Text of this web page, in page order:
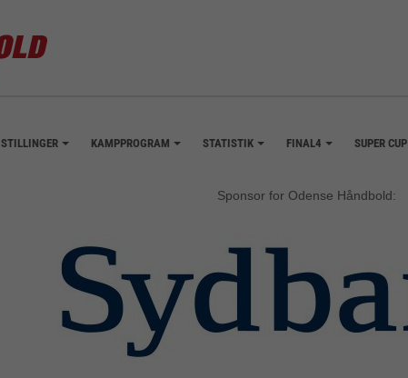
STILLINGER KAMPPROGRAM STATISTIK FINAL4 SUPER CUP
Sponsor for Odense Håndbold: